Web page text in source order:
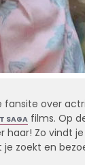
fansite over
SAGAfilms. Op
Zo vindt
zoekt en